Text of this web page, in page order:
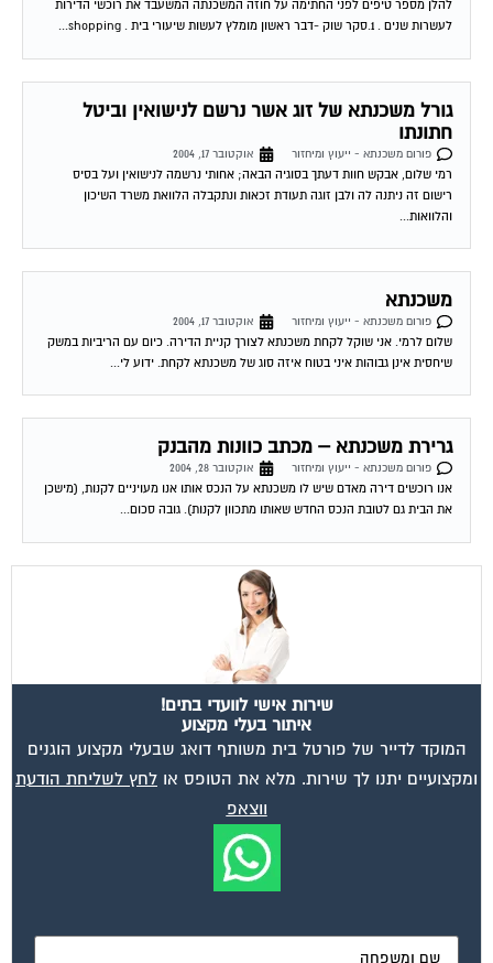
להלן מספר טיפים לפני החתימה על חוזה המשכנתה המשעבד את רוכשי הדירות
לעשרות שנים . 1.סקר שוק -דבר ראשון מומלץ לעשות שיעורי בית . shopping...
גורל משכנתא של זוג אשר נרשם לנישואין וביטל
חתונתו
פורום משכנתא - ייעוץ ומיחזור
אוקטובר 17, 2004
רמי שלום, אבקש חוות דעתך בסוגיה הבאה; אחותי נרשמה לנישואין ועל בסיס
רישום זה ניתנה לה ולבן זוגה תעודת זכאות ונתקבלה הלוואת משרד השיכון
והלוואות...
משכנתא
פורום משכנתא - ייעוץ ומיחזור
אוקטובר 17, 2004
שלום לרמי. אני שוקל לקחת משכנתא לצורך קניית הדירה. כיום עם הריביות במשק
שיחסית אינן גבוהות איני בטוח איזה סוג של משכנתא לקחת. ידוע לי...
גרירת משכנתא – מכתב כוונות מהבנק
פורום משכנתא - ייעוץ ומיחזור
אוקטובר 28, 2004
אנו רוכשים דירה מאדם שיש לו משכנתא על הנכס אותו אנו מעויניים לקנות, (מישכן
את הבית גם לטובת הנכס החדש שאותו מתכוון לקנות). גובה סכום...
שירות אישי לוועדי בתים!
איתור בעלי מקצוע
המוקד לדייר של פורטל בית משותף דואג שבעלי מקצוע הוגנים
ומקצועיים יתנו לך שירות. מלא את הטופס או לחץ לשליחת הודעת
ווצאפ